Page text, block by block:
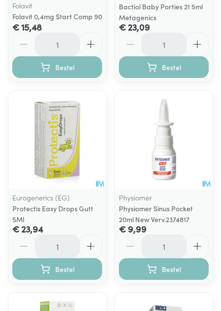
Folavit
Folavit 0,4mg Start Comp 90
€ 15,48
Bestel
Bactiol Baby Porties 21 5ml
Metagenics
€ 23,09
Bestel
Eurogenerics (EG)
Protectis Easy Drops Gutt
5Ml
€ 23,94
Bestel
Physiomer
Physiomer Sinus Pocket
20ml New Verv.2374817
€ 9,99
Bestel